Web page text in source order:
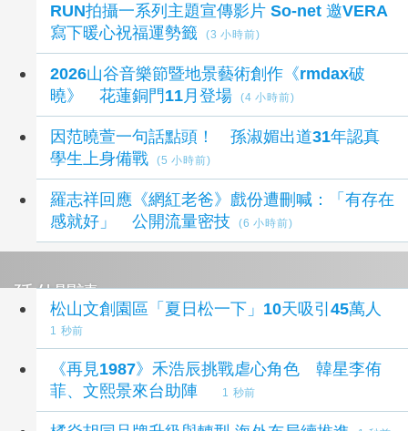
RUN拍攝一系列主題宣傳影片 So-net 邀VERA
寫下暖心祝福運勢籤
(3 小時前)
2026山谷音樂節暨地景藝術創作《rmdax破
曉》 花蓮銅門11月登場
(4 小時前)
因范曉萱一句話點頭！ 孫淑媚出道31年認真
學生上身備戰
(5 小時前)
羅志祥回應《網紅老爸》戲份遭刪喊：「有存在
感就好」 公開流量密技
(6 小時前)
延伸閱讀
松山文創園區「夏日松一下」10天吸引45萬人
1 秒前
《再見1987》禾浩辰挑戰虐心角色 韓星李侑
菲、文熙景來台助陣
1 秒前